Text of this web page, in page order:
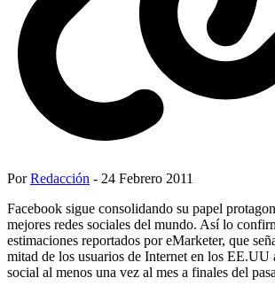
PorRedacción - 24 Febrero 2011
Facebook sigue consolidando su papel
mejores redes sociales del mundo. Así lo
estimaciones reportados por eMarketer, que
mitad de los usuarios de Internet en los EE.UU
social al menos una vez al mes a finales del